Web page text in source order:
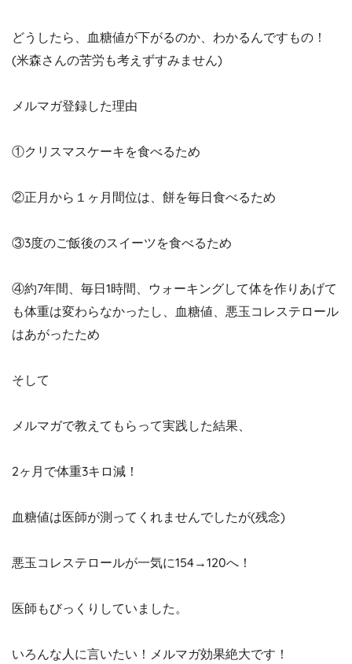
どうしたら、血糖値が下がるのか、わかるんですもの！
(米森さんの苦労も考えずすみません)
メルマガ登録した理由
①クリスマスケーキを食べるため
②正月から１ヶ月間位は、餅を毎日食べるため
③3度のご飯後のスイーツを食べるため
④約7年間、毎日1時間、ウォーキングして体を作りあげて
も体重は変わらなかったし、血糖値、悪玉コレステロール
はあがったため
そして
メルマガで教えてもらって実践した結果、
2ヶ月で体重3キロ減！
血糖値は医師が測ってくれませんでしたが(残念)
悪玉コレステロールが一気に154→120へ！
医師もびっくりしていました。
いろんな人に言いたい！メルマガ効果絶大です！